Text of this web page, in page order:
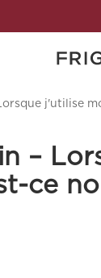
j'utilise
–
ce